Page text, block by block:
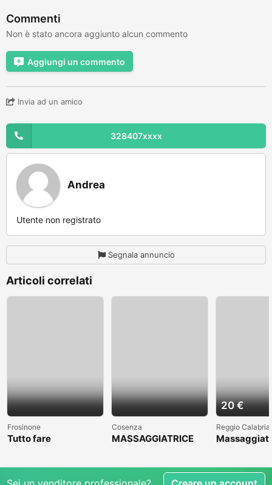
Commenti
Non è stato ancora aggiunto alcun commento
Aggiungi un commento
Invia ad un amico
328407xxxx
Andrea
Utente non registrato
Segnala annuncio
Articoli correlati
Frosinone
Tutto fare
Cosenza
MASSAGGIATRICE
20 €
Reggio Calabria